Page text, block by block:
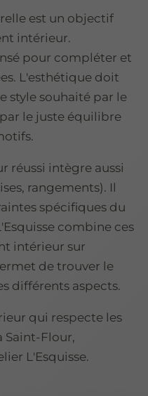
est un objectif
intérieur.
pour compléter et
L'esthétique doit
style souhaité par le
le juste équilibre
réussi intègre aussi
rangements). Il
spécifiques du
combine ces
intérieur sur
de trouver le
différents aspects.
qui respecte les
Saint-Flour,
L'Esquisse.